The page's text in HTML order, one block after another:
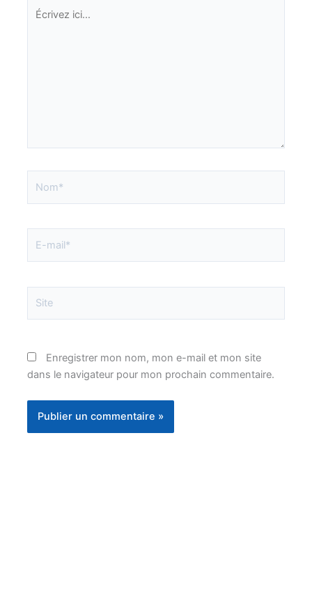
Écrivez
ici…
mail*
Enregistrer mon nom, mon e-mail et mon site
dans le navigateur pour mon prochain commentaire.